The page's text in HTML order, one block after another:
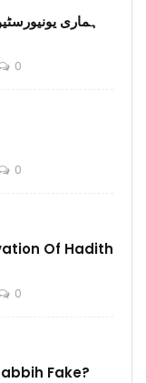
ہماری
0
0
Of Hadith
0
Fake?